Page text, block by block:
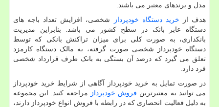
مدل و برندهای معتبر می باشند.
هدف از خرید دستگاه خودپرداز
شخصی، افزایش تعداد باجه های
دستگاه عابر بانک در سطح کشور می باشد. بنابراین مدیریت
بانکداری، به صورت کلی برای میزان تراکنش بانکی که توسط
دستگاه خودپرداز شخصی صورت گرفته، به مالک دستگاه کارمزد
تعلق می گیرد که درصد آن بستگی به بانک طرف قرارداد شخصی
فرد دارد.
در صورت تمایل به خرید خودپرداز آگاهی از شرایط خرید خودپرداز
می توانید به معتبرترین فروش خودپرداز
مراجعه کنید. این مجموعه
به دلیل فعالیت انحصاری که در رابطه با فروش انواع خودپرداز دارند،